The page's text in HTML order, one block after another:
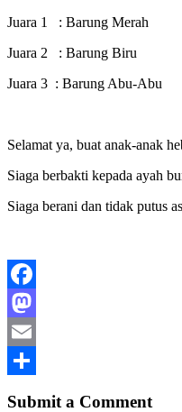
Juara 1 : Barung
Juara 2 : Barung
Juara 3 : Barung
Selamat ya, buat anak-anak
Siaga berbakti kepada ayah
Siaga berani dan tidak putus
Facebook
Mastodon
Email
Submit a Comment